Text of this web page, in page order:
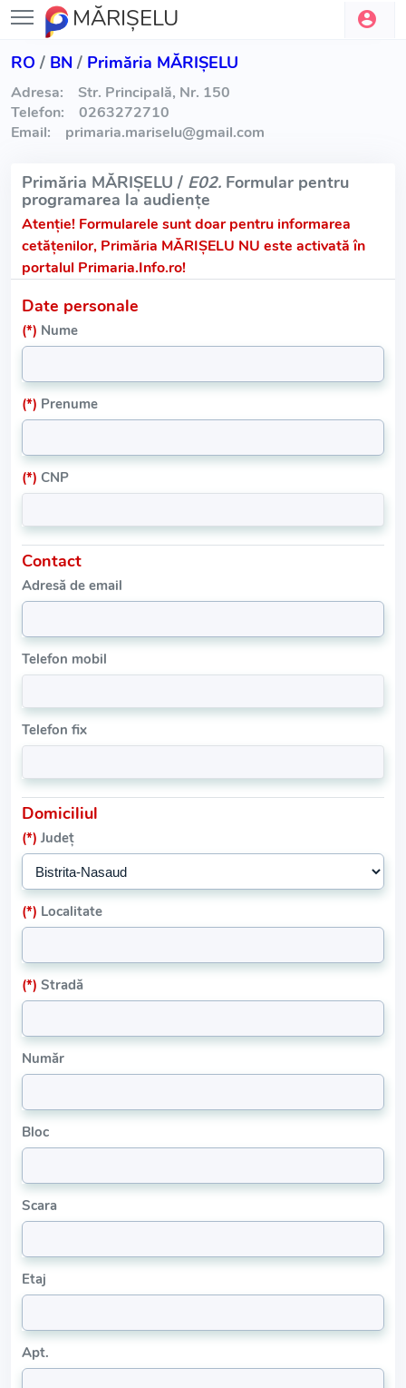
MĂRIŞELU
RO / BN / Primăria MĂRIŞELU
Adresa:
Str. Principală, Nr. 150
Telefon:
0263272710
Email:
primaria.mariselu@gmail.com
Primăria MĂRIŞELU / E02. Formular pentru
programarea la audiențe
Atenție! Formularele sunt doar pentru informarea
cetățenilor, Primăria MĂRIŞELU NU este activată în
portalul Primaria.Info.ro!
Date personale
(*) Nume
(*) Prenume
(*) CNP
Contact
Adresă de email
Telefon mobil
Telefon fix
Domiciliul
(*) Județ
(*) Localitate
(*) Stradă
Număr
Bloc
Scara
Etaj
Apt.